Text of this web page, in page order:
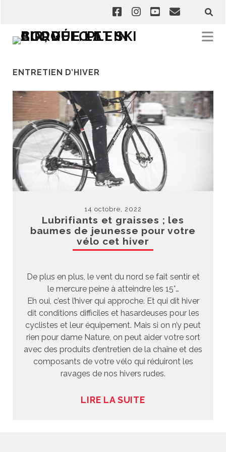
ENTRETIEN D’HIVER
14 octobre, 2022
Lubrifiants et graisses ; les
baumes de jeunesse pour votre
vélo cet hiver
De plus en plus, le vent du nord se fait sentir et
le mercure peine à atteindre les 15°…
Eh oui, c’est l’hiver qui approche. Et qui dit hiver
dit conditions difficiles et hasardeuses pour les
cyclistes et leur équipement. Mais si on n’y peut
rien pour dame Nature, on peut aider votre sort
avec des produits d’entretien de la chaîne et des
composants de votre vélo qui réduiront les
ravages de nos hivers rudes.
LIRE LA SUITE